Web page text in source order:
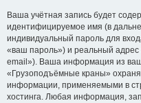
Ваша учётная запись будет
идентифицируемое имя (в
индивидуальный пароль для
«ваш пароль») и реальный
email»). Ваша информация из
«Грузоподъёмные краны»
информации, применяемыми в
хостинга. Любая информация,